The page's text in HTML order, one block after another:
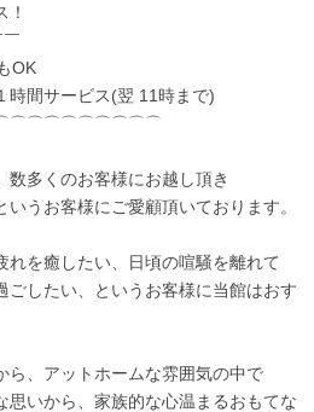
OK
間サービス(翌 11時まで)
数多くのお客様にお越し頂き
うお客様にご愛顧頂いております。
れを癒したい、日頃の喧騒を離れて
ごしたい、というお客様に当館はおす
ら、アットホームな雰囲気の中で
いから、家族的な心温まるおもてな